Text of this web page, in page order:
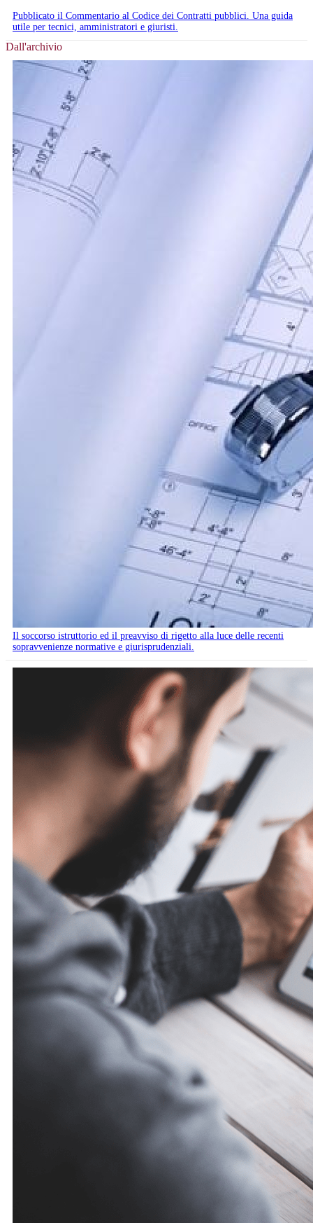
Pubblicato il Commentario al Codice dei Contratti pubblici. Una guida
utile per tecnici, amministratori e giuristi.
Dall'archivio
Il soccorso istruttorio ed il preavviso di rigetto alla luce delle recenti
sopravvenienze normative e giurisprudenziali.